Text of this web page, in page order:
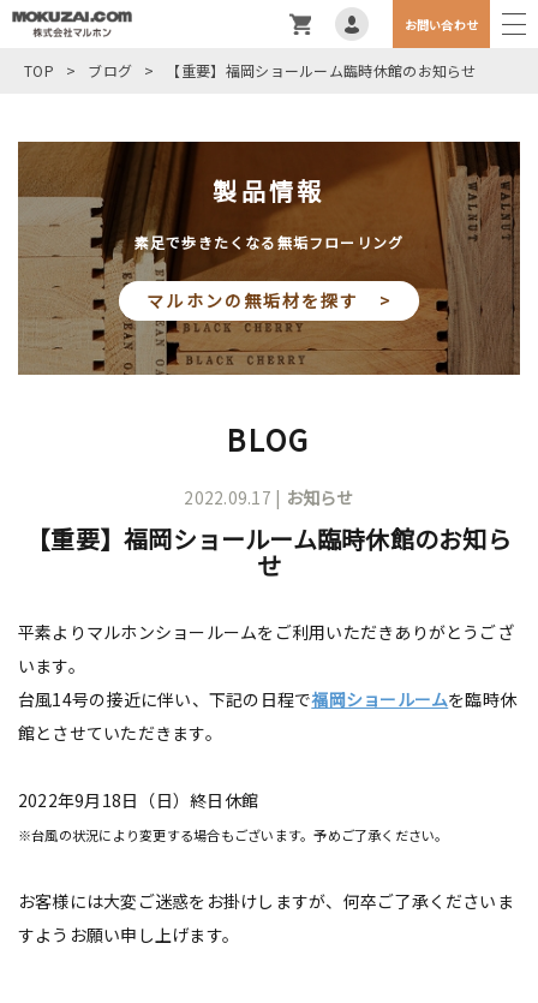
お問い合わせ
TOP > ブログ > 【重要】福岡ショールーム臨時休館のお知らせ
製品情報
素足で歩きたくなる無垢フローリング
マルホンの無垢材を探す >
BLOG
2022.09.17 | お知らせ
【重要】福岡ショールーム臨時休館のお知ら
せ
平素よりマルホンショールームをご利用いただきありがとうござ
います。
台風14号の接近に伴い、下記の日程で福岡ショールームを臨時休
館とさせていただきます。
2022年9月18日（日）終日休館
※台風の状況により変更する場合もございます。予めご了承ください。
お客様には大変ご迷惑をお掛けしますが、何卒ご了承くださいま
すようお願い申し上げます。